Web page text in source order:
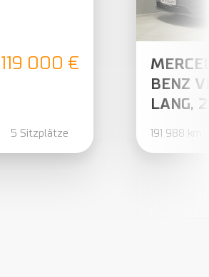
119 000 €
5 Sitzplätze
BENZ
LANG,
191 988 km